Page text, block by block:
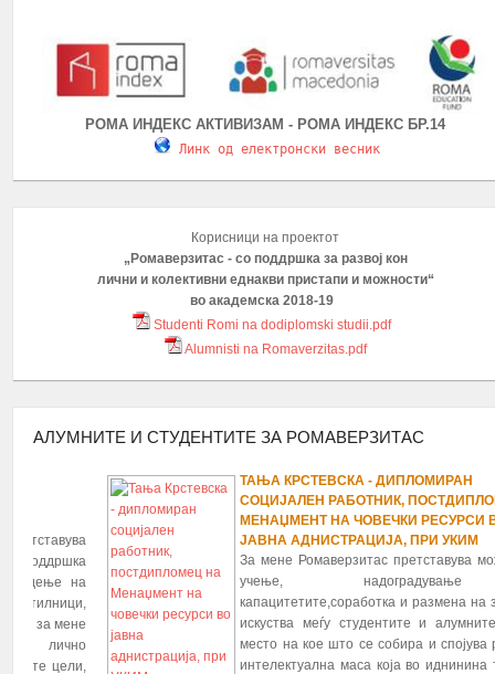
РОМА ИНДЕКС АКТИВИЗАМ - РОМА ИНДЕКС БР.14
Линк од електронски весник
Корисници на проектот
„Ромаверзитас - со поддршка за развој кон
лични и колективни еднакви пристапи и можности“
во академска 2018-19
Studenti Romi na dodiplomski studii.pdf
Alumnisti na Romaverzitas.pdf
АЛУМНИТЕ И СТУДЕНТИТЕ ЗА РОМАВЕРЗИТАС
2 3 4 5 6 7 8 9 1011121314151617181920 2122232425
ТАЊА КРСТЕВСКА - ДИПЛОМИРАН
СОЦИЈАЛЕН РАБОТНИК, ПОСТДИПЛОМЕЦ НА
МЕНАЏМЕНТ НА ЧОВЕЧКИ РЕСУРСИ ВО
ЈАВНА АДНИСТРАЦИЈА, ПРИ УКИМ
За мене Ромаверзитас претставува можност за
учење, надоградување и
капацитетите,соработка и размена на знаења и
искуства меѓу студентите и алумните, како и
место на кое што се собира и спојува ромската
интелектуална маса која во иднинина треба да